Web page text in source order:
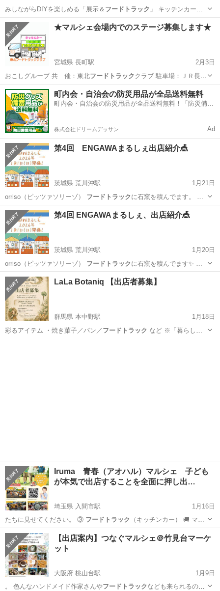
みしながらDIYを楽しめる「展示＆ フードトラック 」 キッチンカー：
焼きたての美…
大阪 東大阪市 弥刀駅 地域/お祭り DIY
★マルシェ会場内でのステージ募集します★
宮城県 長町駅
2月3日
おこしグループ 共 催：東北フードトラック クラブ 駐車場：ＪＲ長町
駅東…
宮城 仙台市 長町駅 地域/お祭り マルシェ
町内会・自治会の防災用品が全品送料無料
町内会・自治会の防災用品が全品送料無料！「防災備蓄
株式会社ドリームデッサン Ad
第4回 ENGAWAまるしぇ出店紹介🎪
茨城県 荒川沖駅
1月21日
orriso（ピッツァソリーゾ） フードトラック に石窯を積んでます。 環
境に優しい…
茨城 土浦市 荒川沖駅 フリーマーケット 線香
第4回 ENGAWAまるしぇ、出店紹介🎪
茨城県 荒川沖駅
1月20日
orriso（ピッツァソリーゾ） フードトラック に石窯を積んでます✨ 環
境に優しい…
茨城 土浦市 フリーマーケット
LaLa Botaniq 【出店者募集】
群馬県 本中野駅
1月18日
彩るアイテム ・焼き菓子／パン／ フードトラック など ※「暮らしに
Iruma 青春（アオハル）マルシェ 子ども
が本気で出店することを全面に押し出…
埼玉県 入間市駅
1月16日
たちに見せてください。 ③ フードトラック
（キッチンカー） 🚚 マル
シェの熱…
埼玉 入間市 入間市駅 フリーマーケット マルシェ
【出店案内】つなぐマルシェ＠竹見台マーケ
ット
大阪府 桃山台駅
1月9日
。 色んなハンドメイド作家さんやフードトラック なども来られるので